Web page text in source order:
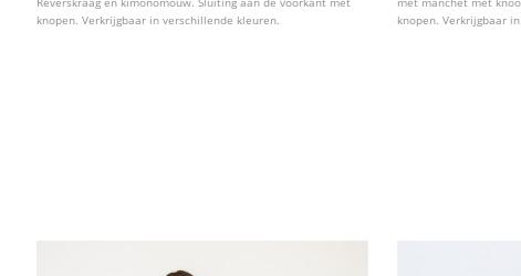
knopen. Verkrijgbaar in verschillende kleuren.
knopen. Verkrijgbaar